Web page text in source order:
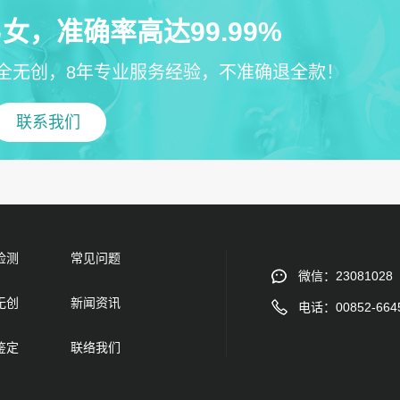
，准确率高达99.99%
无创，8年专业服务经验，不准确退全款！
联系我们
测 常见问题
创 新闻资讯
定 联络我们
微信：23081028
电话：00852-